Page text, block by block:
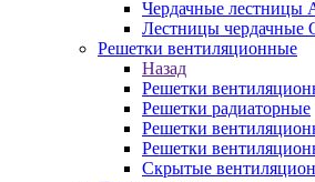
Чердачные лестницы
Лестницы чердачные
Решетки вентиляционные
Назад
Решетки
Решетки радиаторные
Решетки
Решетки
Скрытые